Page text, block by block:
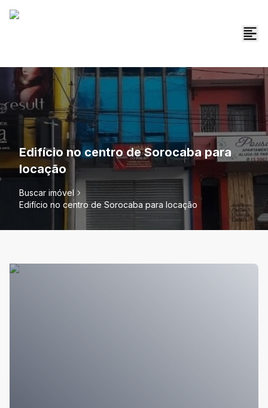
Edifício no centro de Sorocaba para
locação
Buscar imóvel
Edifício no centro de Sorocaba para locação